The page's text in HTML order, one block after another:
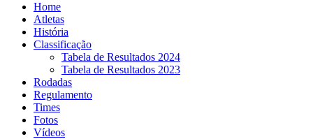
Home
Atletas
História
Classificação
Tabela de Resultados 2024
Tabela de Resultados 2023
Rodadas
Regulamento
Times
Fotos
Vídeos